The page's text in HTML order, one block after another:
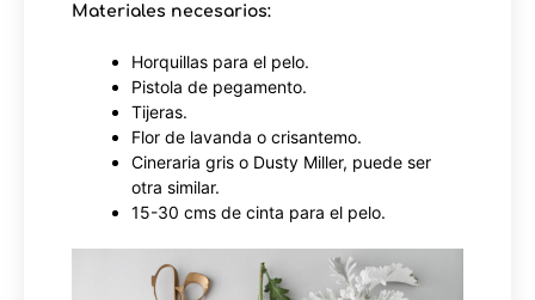
Materiales necesarios:
Horquillas para el pelo.
Pistola de pegamento.
Tijeras.
Flor de lavanda o crisantemo.
Cineraria gris o Dusty Miller, puede ser
otra similar.
15-30 cms de cinta para el pelo.